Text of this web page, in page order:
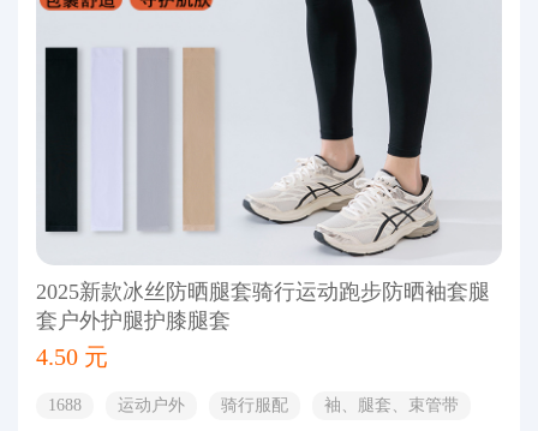
2025新款冰丝防晒腿套骑行运动跑步防晒袖套腿
套户外护腿护膝腿套
4.50 元
1688 运动户外 骑行服配 袖、腿套、束管带